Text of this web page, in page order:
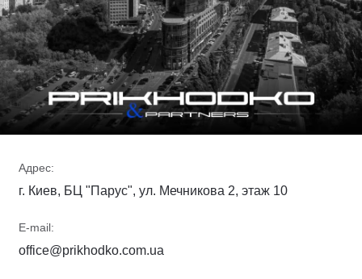
Адрес:
г. Киев, БЦ "Парус", ул. Мечникова 2, этаж 10
E-mail:
office@prikhodko.com.ua